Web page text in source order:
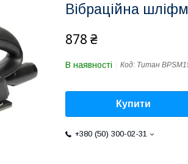
Вібраційна
878 ₴
В наявності Код: Титан
Купити
+380 (50) 300-02-31